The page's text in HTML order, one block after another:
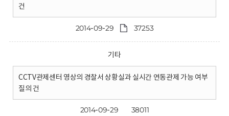
건
2014-09-29 37253
기타
CCTV관제센터 영상의 경찰서 상황실과 실시간 연동관제 가능 여부
질의 건
2014-09-29 38011